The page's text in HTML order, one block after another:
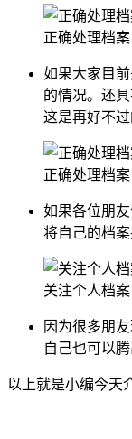
正确处理档案
如果大家目
的情况。还
这是再好不
正确处理档案
如果各位朋
将自己的档
关注个人档案
因为很多朋
自己也可以
以上就是小编今天